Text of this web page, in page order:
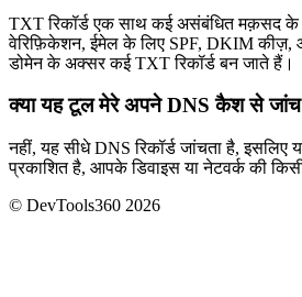
TXT रिकॉर्ड एक साथ कई असंबंधित मक़सद के
वेरिफ़िकेशन, ईमेल के लिए SPF, DKIM कीज़,
डोमेन के अक्सर कई TXT रिकॉर्ड बन जाते हैं।
क्या यह टूल मेरे अपने DNS कैश से जांच
नहीं, यह सीधे DNS रिकॉर्ड जांचता है, इसलिए
प्रकाशित है, आपके डिवाइस या नेटवर्क की
© DevTools360 2026